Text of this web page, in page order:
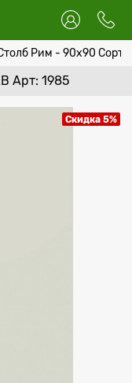
Рим - 90х90 Сорт
Арт: 1985
Скидка 5%